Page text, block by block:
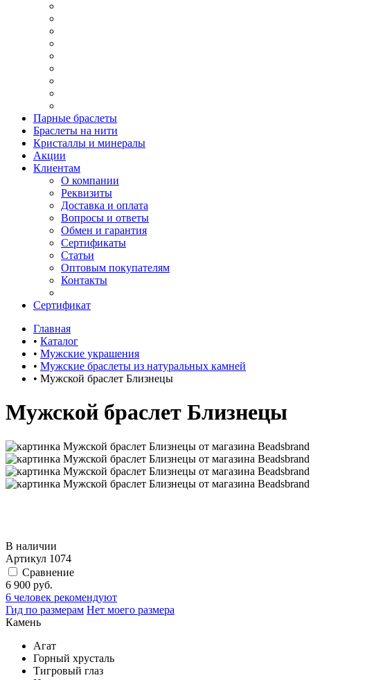
Парные браслеты
Браслеты на нити
Кристаллы и минералы
Акции
Клиентам
О компании
Реквизиты
Доставка и оплата
Вопросы и ответы
Обмен и гарантия
Сертификаты
Статьи
Оптовым покупателям
Контакты
Сертификат
Главная
• Каталог
• Мужские украшения
• Мужские браслеты из натуральных камней
• Мужской браслет Близнецы
Мужской браслет Близнецы
В наличии
Артикул 1074
Сравнение
6 900 руб.
6 человек рекомендуют
Гид по размерам Нет моего размера
Камень
Агат
Горный хрусталь
Тигровый глаз